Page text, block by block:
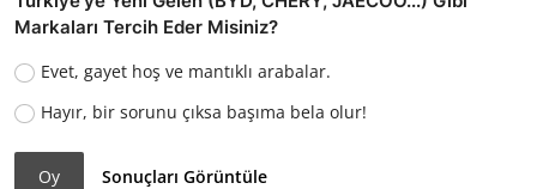
Markaları Tercih Eder Misiniz?
Evet, gayet hoş ve mantıklı arabalar.
Hayır, bir sorunu çıksa başıma bela olur!
Oy Sonuçları Görüntüle